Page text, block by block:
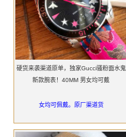
硬货来袭渠道原单，独家Gucci骚粉面水鬼
新款腕表！40MM 男女均可戴
女均可佩戴。原厂渠道货